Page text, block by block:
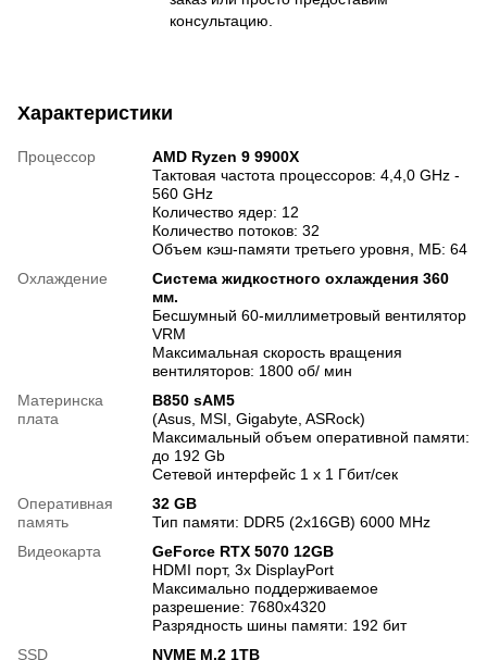
консультацию.
Характеристики
Процессор
AMD Ryzen 9 9900X
Тактовая частота процессоров: 4,4,0 GHz -
560 GHz
Количество ядер: 12
Количество потоков: 32
Объем кэш-памяти третьего уровня, МБ: 64
Охлаждение
Система жидкостного охлаждения 360
мм.
Бесшумный 60-миллиметровый вентилятор
VRM
Максимальная скорость вращения
вентиляторов: 1800 об/ мин
Материнска
плата
B850 sAM5
(Asus, MSI, Gigabyte, ASRock)
Максимальный объем оперативной памяти:
до 192 Gb
Сетевой интерфейс 1 х 1 Гбит/сек
Оперативная
память
32 GB
Тип памяти: DDR5 (2x16GB) 6000 MHz
Видеокарта
GeForce RTX 5070 12GB
HDMI порт, 3х DisplayPort
Максимально поддерживаемое
разрешение: 7680x4320
Разрядность шины памяти: 192 бит
SSD
NVME M.2 1TB